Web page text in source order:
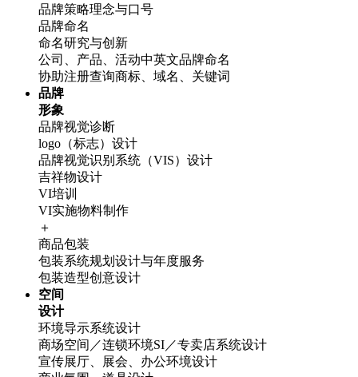
品牌策略理念与口号
品牌命名
命名研究与创新
公司、产品、活动中英文品牌命名
协助注册查询商标、域名、关键词
品牌
形象
品牌视觉诊断
logo（标志）设计
品牌视觉识别系统（VIS）设计
吉祥物设计
VI培训
VI实施物料制作
＋
商品包装
包装系统规划设计与年度服务
包装造型创意设计
空间
设计
环境导示系统设计
商场空间／连锁环境SI／专卖店系统设计
宣传展厅、展会、办公环境设计